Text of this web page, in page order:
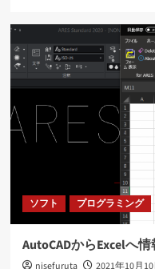
ソフト プログラミング
AutoCADからExcelへ
nisefuruta 2021年10月10